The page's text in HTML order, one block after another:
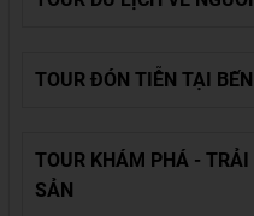
TOUR ĐÓN TIỄN TẠI
TOUR KHÁM PHÁ -
SẢN